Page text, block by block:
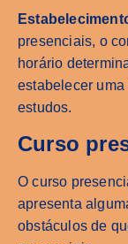
presenciais, o
horário
estabelecer
estudos.
Curso
O curso
apresenta
obstáculos de